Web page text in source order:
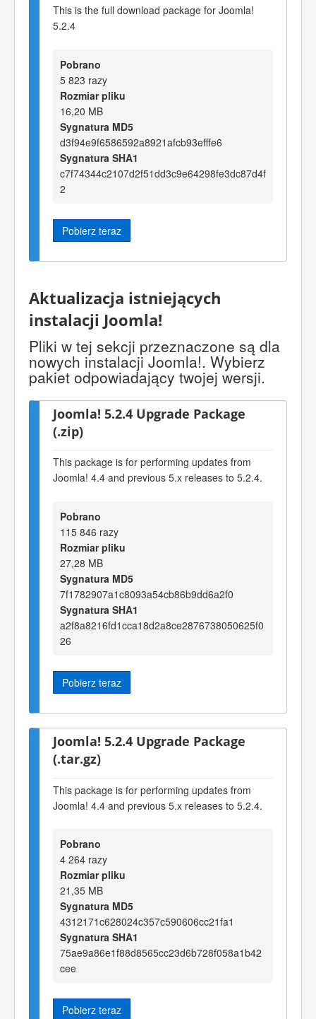
This is the full download package for Joomla!
5.2.4
Pobrano
5 823 razy
Rozmiar pliku
16,20 MB
Sygnatura MD5
d3f94e9f6586592a8921afcb93efffe6
Sygnatura SHA1
c7f74344c2107d2f51dd3c9e64298fe3dc87d4f
2
Pobierz teraz
Aktualizacja istniejących
instalacji Joomla!
Pliki w tej sekcji przeznaczone są dla
nowych instalacji Joomla!. Wybierz
pakiet odpowiadający twojej wersji.
Joomla! 5.2.4 Upgrade Package
(.zip)
This package is for performing updates from
Joomla! 4.4 and previous 5.x releases to 5.2.4.
Pobrano
115 846 razy
Rozmiar pliku
27,28 MB
Sygnatura MD5
7f1782907a1c8093a54cb86b9dd6a2f0
Sygnatura SHA1
a2f8a8216fd1cca18d2a8ce2876738050625f0
26
Pobierz teraz
Joomla! 5.2.4 Upgrade Package
(.tar.gz)
This package is for performing updates from
Joomla! 4.4 and previous 5.x releases to 5.2.4.
Pobrano
4 264 razy
Rozmiar pliku
21,35 MB
Sygnatura MD5
4312171c628024c357c590606cc21fa1
Sygnatura SHA1
75ae9a86e1f88d8565cc23d6b728f058a1b42
cee
Pobierz teraz